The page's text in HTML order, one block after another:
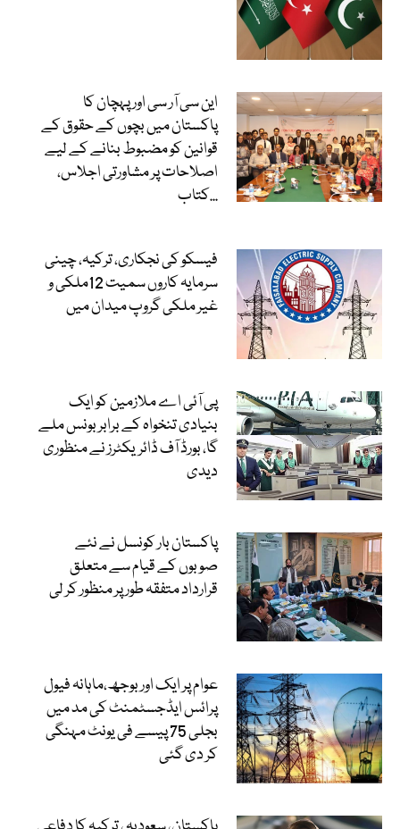
این سی آر سی اور پہچان کا
پاکستان میں بچوں کے حقوق کے
قوانین کو مضبوط بنانے کے لیے
اصلاحات پر مشاورتی اجلاس،
کتاب...
فیسکو کی نجکاری، ترکیہ، چینی
سرمایہ کاروں سمیت 12ملکی و
غیر ملکی گروپ میدان میں
پی آئی اے ملازمین کو ایک
بنیادی تنخواہ کے برابر بونس ملے
گا، بورڈ آف ڈائریکٹرز نے منظوری
دیدی
پاکستان بار کونسل نے نئے
صوبوں کے قیام سے متعلق
قرارداد متفقہ طور پر منظور کر لی
عوام پر ایک اور بوجھ،ماہانہ فیول
پرائس ایڈجسٹمنٹ کی مد میں
بجلی 75 پیسے فی یونٹ مہنگی
کر دی گئی